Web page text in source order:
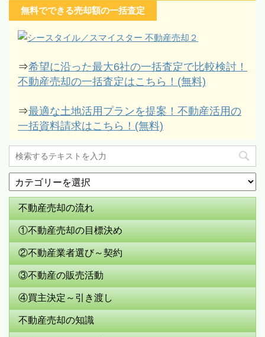
無料でできる売却額の一括査定
⇒希望に沿った最大6社の一括査定で比較検討！
不動産売却の一括査定はこちら！(無料)
⇒最適な土地活用プランを提案！不動産活用の
一括資料請求はこちら！(無料)
テ
不動産売却の流れ
①不動産売却の目標決め
②不動産業者選び～契約
③不動産の販売活動
④買主決定～引き渡し
不動産売却の知識